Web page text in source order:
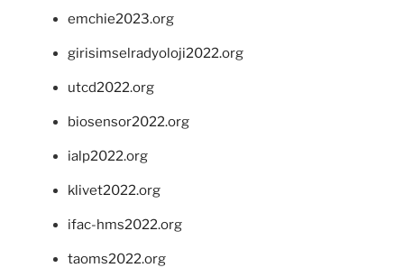
emchie2023.org
girisimselradyoloji2022.org
utcd2022.org
biosensor2022.org
ialp2022.org
klivet2022.org
ifac-hms2022.org
taoms2022.org